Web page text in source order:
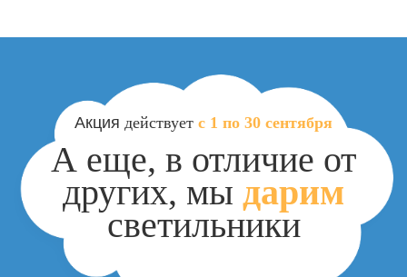
Акция действует с 1 по 30 сентября
А еще, в отличие от
других, мы дарим
светильники